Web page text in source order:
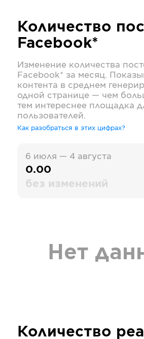
Количество
Facebook*
Изменение количества
Facebook* за месяц.
контента в среднем
одной странице — чем
тем интереснее площадка
пользователей.
Как разобраться в этих цифрах?
6 июля — 4 августа
0.00
без изменений
Нет
Количество